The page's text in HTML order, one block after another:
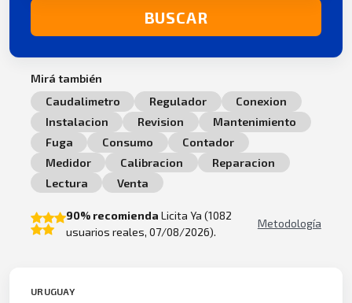
BUSCAR
Mirá también
Caudalimetro
Regulador
Conexion
Instalacion
Revision
Mantenimiento
Fuga
Consumo
Contador
Medidor
Calibracion
Reparacion
Lectura
Venta
90% recomienda Licita Ya (1082
usuarios reales, 07/08/2026).
Metodología
URUGUAY